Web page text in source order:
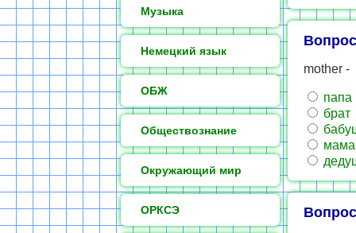
Музыка
Немецкий язык
ОБЖ
Обществознание
Окружающий мир
ОРКСЭ
mother -
папа
брат
мама